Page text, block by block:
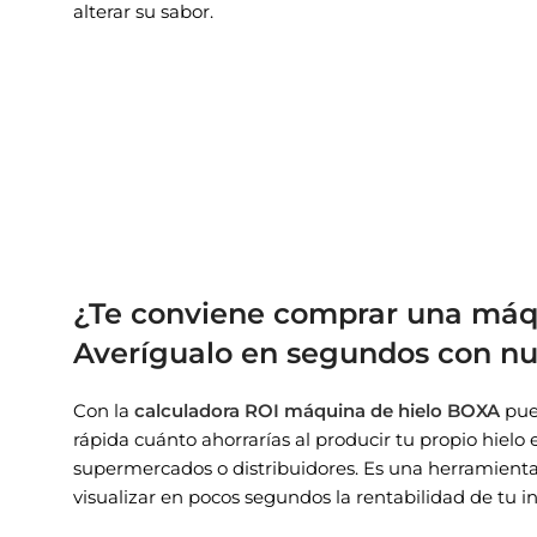
alterar su sabor.
¿Te conviene comprar una
Averígualo en segundos con
Con la calculadora ROI máquina de hielo BOXA
rápida cuánto ahorrarías al producir tu propio hielo
supermercados o distribuidores. Es una
visualizar en pocos segundos la rentabilidad de tu